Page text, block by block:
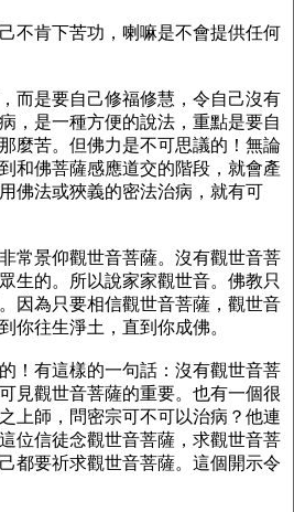
不肯下苦功，喇嘛是不會提供任何
而是要自己修福修慧，令自己沒有
，是一種方便的說法，重點是要自
麼苦。但佛力是不可思議的！無論
和佛菩薩感應道交的階段，就會產
佛法或狹義的密法治病，就有可
常景仰觀世音菩薩。沒有觀世音菩
生的。所以說家家觀世音。佛教只
因為只要相信觀世音菩薩，觀世音
你往生淨土，直到你成佛。
！有這樣的一句話：沒有觀世音菩
見觀世音菩薩的重要。也有一個很
上師，問密宗可不可以治病？他連
位信徒念觀世音菩薩，求觀世音菩
都要祈求觀世音菩薩。這個開示令